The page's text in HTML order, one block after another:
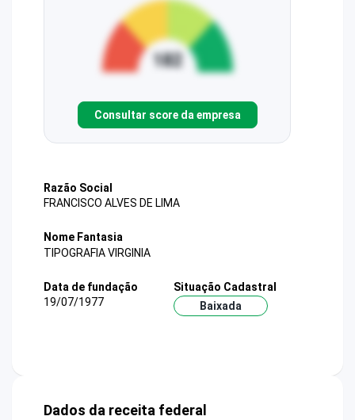
Consultar score da empresa
Razão Social
FRANCISCO ALVES DE LIMA
Nome Fantasia
TIPOGRAFIA VIRGINIA
Data de fundação
19/07/1977
Situação Cadastral
Baixada
Dados da receita federal